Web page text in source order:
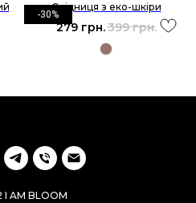
-30%
Спідниця з еко-шкіри
279 грн.399 грн.
AM BLOOM